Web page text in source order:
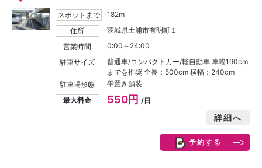
スポットまで
182m
住所
茨城県土浦市有明町１
営業時間
0:00～24:00
駐車サイズ
普通車/コンパクトカー/軽自動車 車幅190cm
までを推奨 全長：500cm 横幅：240cm
駐車場形態
平置き舗装
最大料金
550円/日
詳細へ
予約する